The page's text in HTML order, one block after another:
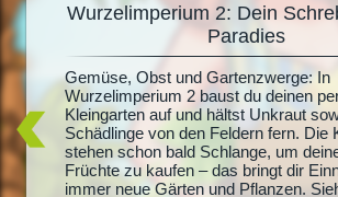
2
zu
Wurzelimperium 2: Dein
Paradies
Gemüse, Obst und Gartenzwerge: In
Wurzelimperium 2 baust du deinen
Kleingarten auf und hältst Unkraut
Schädlinge von den Feldern fern. Die
stehen schon bald Schlange, um
Früchte zu kaufen – das bringt dir
immer neue Gärten und Pflanzen.